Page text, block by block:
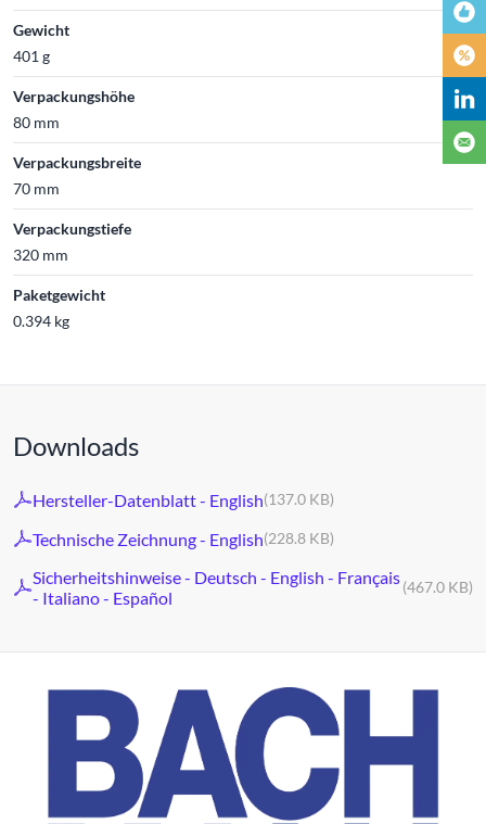
Gewicht
401 g
Verpackungshöhe
80 mm
Verpackungsbreite
70 mm
Verpackungstiefe
320 mm
Paketgewicht
0.394 kg
Downloads
Hersteller-Datenblatt - English(137.0 KB)
Technische Zeichnung - English(228.8 KB)
Sicherheitshinweise - Deutsch - English - Français
- Italiano - Español
(467.0 KB)